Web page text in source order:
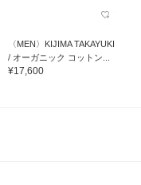
〈MEN〉KIJIMA TAKAYUKI
/ オーガニック コットン...
¥17,600